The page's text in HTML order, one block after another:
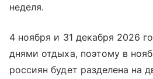
неделя.
4 ноября и 31 декабря 2026
днями отдыха, поэтому в
россиян будет разделена на